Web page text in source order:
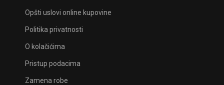
Opšti uslovi online kupovine
Politika privatnosti
O kolačićima
Pristup podacima
Zamena robe